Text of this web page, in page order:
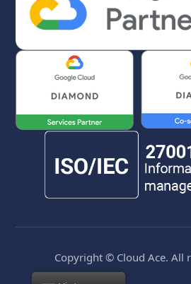
Copyright © Cloud Ace. All